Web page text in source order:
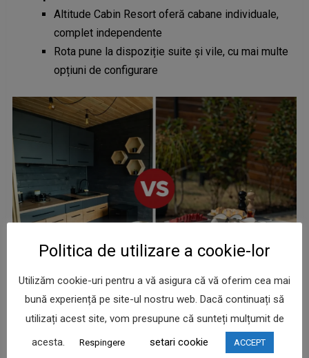
Altitude Cabin Resort oferă cabane individuale,
complet independente
Rota pune la dispoziție suite și vile, cu mai multe
opțiuni de configurare
Facilități de gătit
bucătărie
complet utilată
Politica de utilizare a cookie-lor
Utilizăm cookie-uri pentru a vă asigura că vă oferim cea mai
bună experiență pe site-ul nostru web. Dacă continuați să
utilizați acest site, vom presupune că sunteți mulțumit de
acesta.
Respingere setari cookie ACCEPT